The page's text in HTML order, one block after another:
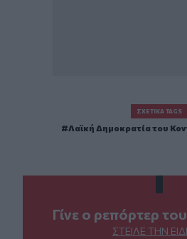
ΣΧΕΤΙΚΆ TAGS
Λαϊκή Δημοκρατία του
Γίνε ο ρεπόρτερ
ΣΤΕΊΛΕ ΤΗΝ